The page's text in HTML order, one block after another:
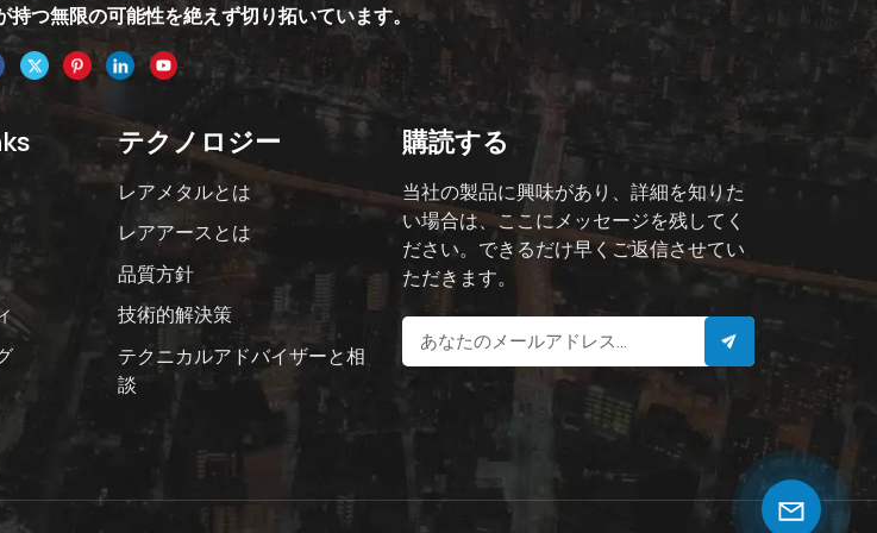
つ無限の可能性を絶えず切り拓いています。
テクノロジー
レアメタルとは
レアアースとは
品質方針
技術的解決策
テクニカルアドバイザーと相
談
購読する
当社の製品に興味があり、詳細を知りた
い場合は、ここにメッセージを残してく
ださい。できるだけ早くご返信させてい
ただきます。